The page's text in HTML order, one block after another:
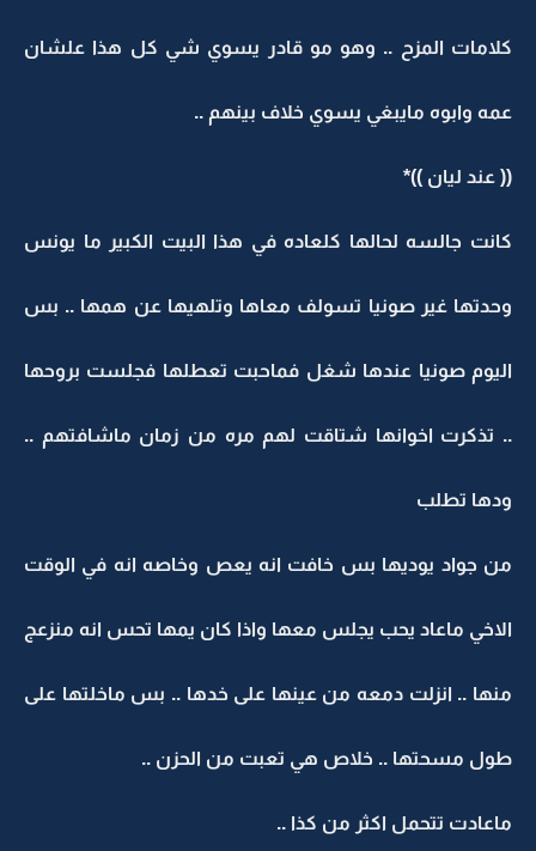
كلامات المزح .. وهو مو قادر يسوي شي كل هذا علشان
عمه وابوه مايبغي يسوي خلاف بينهم ..
(( عند ليان ))*
كانت جالسه لحالها كلعاده في هذا البيت الكبير ما يونس
وحدتها غير صونيا تسولف معاها وتلهيها عن همها .. بس
اليوم صونيا عندها شغل فماحبت تعطلها فجلست بروحها
.. تذكرت اخوانها شتاقت لهم مره من زمان ماشافتهم ..
ودها تطلب
من جواد يوديها بس خافت انه يعص وخاصه انه في الوقت
الاخي ماعاد يحب يجلس معها واذا كان يمها تحس انه منزعج
منها .. انزلت دمعه من عينها على خدها .. بس ماخلتها على
طول مسحتها .. خلاص هي تعبت من الحزن ..
ماعادت تتحمل اكثر من كذا ..